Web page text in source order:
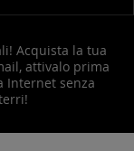
Acquista la tua
attivalo prima
Internet senza